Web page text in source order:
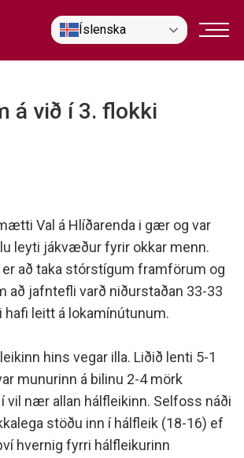
Íslenska
á við í 3. flokki
Val á Hlíðarenda i gær og var
leyti jákvæður fyrir okkar menn.
að taka stórstígum framförum og
að jafntefli varð niðurstaðan 33-33
leitt á lokamínútunum.
hins vegar illa. Liðið lenti 5-1
munurinn á bilinu 2-4 mörk
vil nær allan hálfleikinn. Selfoss náði
stöðu inn í hálfleik (18-16) ef
hvernig fyrri hálfleikurinn